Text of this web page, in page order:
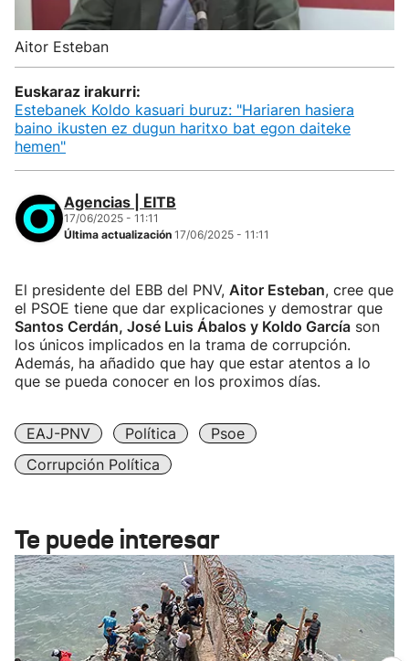
Aitor Esteban
Euskaraz irakurri:
Estebanek Koldo kasuari buruz: "Hariaren hasiera
baino ikusten ez dugun haritxo bat egon daiteke
hemen"
Agencias | EITB
17/06/2025 - 11:11
Última actualización 17/06/2025 - 11:11
El presidente del EBB del PNV, Aitor Esteban, cree que
el PSOE tiene que dar explicaciones y demostrar que
Santos Cerdán, José Luis Ábalos y Koldo García son
los únicos implicados en la trama de corrupción.
Además, ha añadido que hay que estar atentos a lo
que se pueda conocer en los proximos días.
EAJ-PNV Política
Psoe
Corrupción Política
Te puede interesar